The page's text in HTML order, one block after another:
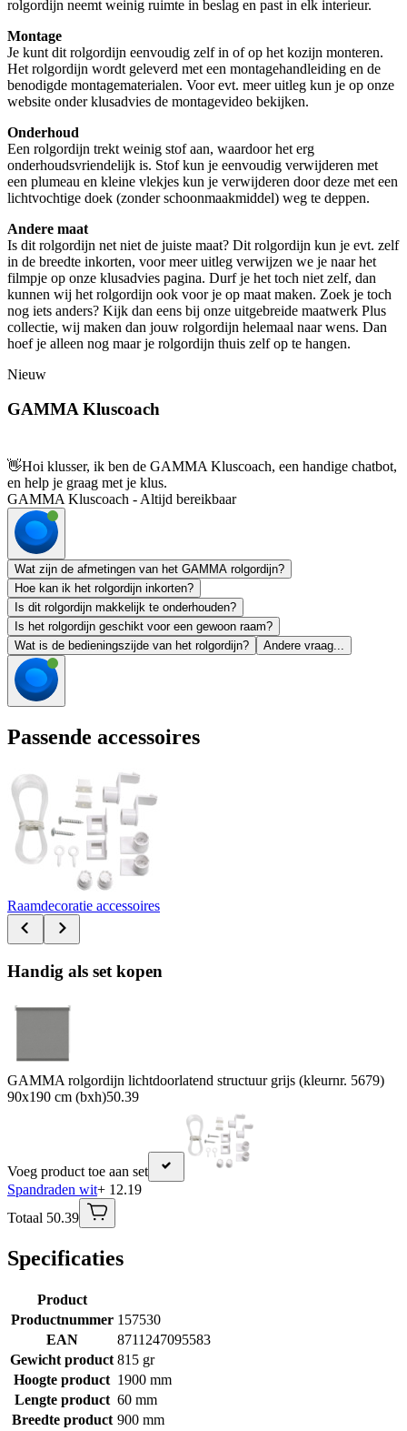
rolgordijn neemt weinig ruimte in beslag en past in elk interieur.
Montage
Je kunt dit rolgordijn eenvoudig zelf in of op het kozijn monteren.
Het rolgordijn wordt geleverd met een montagehandleiding en de
benodigde montagematerialen. Voor evt. meer uitleg kun je op onze
website onder klusadvies de montagevideo bekijken.
Onderhoud
Een rolgordijn trekt weinig stof aan, waardoor het erg
onderhoudsvriendelijk is. Stof kun je eenvoudig verwijderen met
een plumeau en kleine vlekjes kun je verwijderen door deze met een
lichtvochtige doek (zonder schoonmaakmiddel) weg te deppen.
Andere maat
Is dit rolgordijn net niet de juiste maat? Dit rolgordijn kun je evt. zelf
in de breedte inkorten, voor meer uitleg verwijzen we je naar het
filmpje op onze klusadvies pagina. Durf je het toch niet zelf, dan
kunnen wij het rolgordijn ook voor je op maat maken. Zoek je toch
nog iets anders? Kijk dan eens bij onze uitgebreide maatwerk Plus
collectie, wij maken dan jouw rolgordijn helemaal naar wens. Dan
hoef je alleen nog maar je rolgordijn thuis zelf op te hangen.
Nieuw
GAMMA Kluscoach
👋Hoi klusser, ik ben de GAMMA Kluscoach, een handige chatbot,
en help je graag met je klus.
GAMMA Kluscoach - Altijd bereikbaar
Wat zijn de afmetingen van het GAMMA rolgordijn?
Hoe kan ik het rolgordijn inkorten?
Is dit rolgordijn makkelijk te onderhouden?
Is het rolgordijn geschikt voor een gewoon raam?
Wat is de bedieningszijde van het rolgordijn?
Andere vraag...
Passende accessoires
Raamdecoratie accessoires
Handig als set kopen
GAMMA rolgordijn lichtdoorlatend structuur grijs (kleurnr. 5679)
90x190 cm (bxh)50.39
Voeg product toe aan set
Spandraden wit+ 12.19
Totaal 50.39
Specificaties
Product
Productnummer 157530
EAN
8711247095583
Gewicht product 815 gr
Hoogte product 1900 mm
Lengte product 60 mm
Breedte product 900 mm